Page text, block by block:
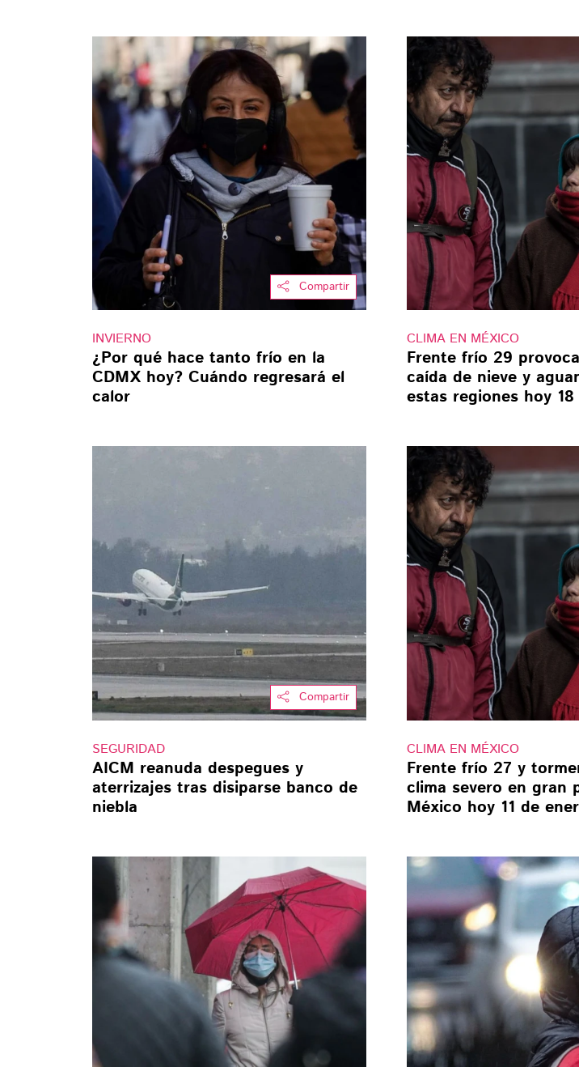
Compartir
INVIERNO
¿Por qué hace tanto frío en la
CDMX hoy? Cuándo regresará el
calor
CLIMA EN MÉXICO
Frente frío 29
caída de nieve y
estas regiones hoy
Compartir
SEGURIDAD
AICM reanuda despegues y
aterrizajes tras disiparse banco de
niebla
CLIMA EN MÉXICO
Frente frío 27 y
clima severo en gran
México hoy 11 de